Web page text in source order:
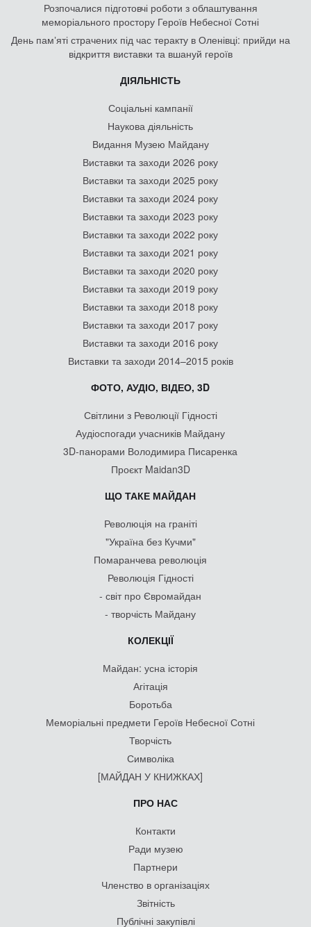
Розпочалися підготовчі роботи з облаштування
меморіального простору Героїв Небесної Сотні
День памʼяті страчених під час теракту в Оленівці: прийди на
відкриття виставки та вшануй героїв
ДІЯЛЬНІСТЬ
Соціальні кампанії
Наукова діяльність
Видання Музею Майдану
Виставки та заходи 2026 року
Виставки та заходи 2025 року
Виставки та заходи 2024 року
Виставки та заходи 2023 року
Виставки та заходи 2022 року
Виставки та заходи 2021 року
Виставки та заходи 2020 року
Виставки та заходи 2019 року
Виставки та заходи 2018 року
Виставки та заходи 2017 року
Виставки та заходи 2016 року
Виставки та заходи 2014–2015 років
ФОТО, АУДІО, ВІДЕО, 3D
Світлини з Революції Гідності
Аудіоспогади учасників Майдану
3D-панорами Володимира Писаренка
Проєкт Maidan3D
ЩО ТАКЕ МАЙДАН
Революція на граніті
"Україна без Кучми"
Помаранчева революція
Революція Гідності
- світ про Євромайдан
- творчість Майдану
КОЛЕКЦІЇ
Майдан: усна історія
Агітація
Боротьба
Меморіальні предмети Героїв Небесної Сотні
Творчість
Символіка
[МАЙДАН У КНИЖКАХ]
ПРО НАС
Контакти
Ради музею
Партнери
Членство в організаціях
Звітність
Публічні закупівлі